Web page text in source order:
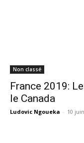
Non classé
France 2019:
le Canada
Ludovic Ngoueka - 10